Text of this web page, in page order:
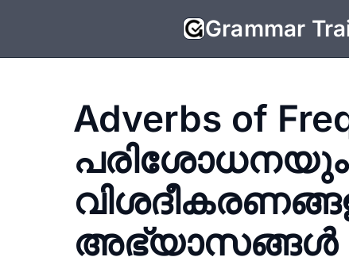
Grammar
Adverbs of
പരിശോധനയും
അഭ്യാസങ്ങൾ